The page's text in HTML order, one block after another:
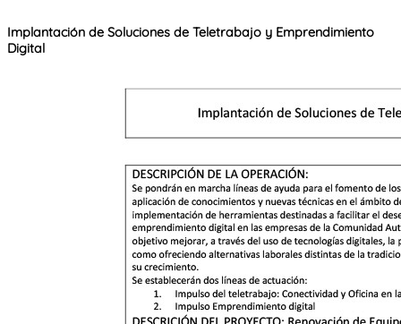
Implantación de Soluciones de Teletrabajo y Emprendimiento
Digital